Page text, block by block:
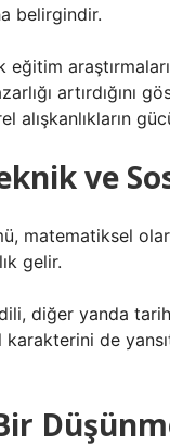
belirgindir.
artırdığını
alışkanlıkların
ve
matematiksel
gelir.
diğer yanda
de